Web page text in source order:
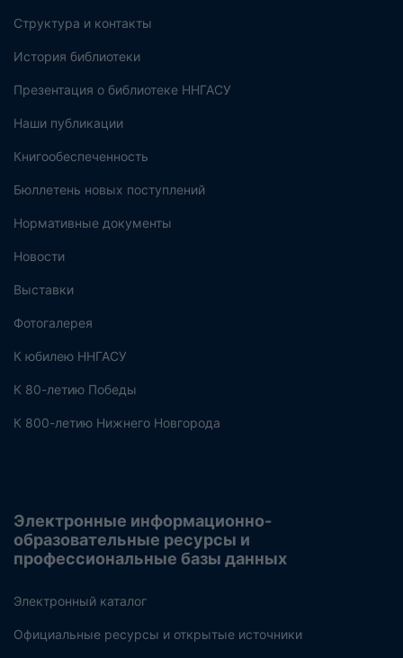
Структура и контакты
История библиотеки
Презентация о библиотеке ННГАСУ
Наши публикации
Книгообеспеченность
Бюллетень новых поступлений
Нормативные документы
Новости
Выставки
Фотогалерея
К юбилею ННГАСУ
К 80-летию Победы
К 800-летию Нижнего Новгорода
Электронные информационно-
образовательные ресурсы и
профессиональные базы данных
Электронный каталог
Официальные ресурсы и открытые источники